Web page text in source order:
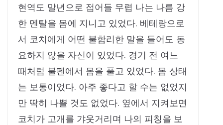
현역도 말년으로 접어들 무렵 나는 나름 강
한 멘탈을 몸에 지니고 있었다. 베테랑으로
서 코치에게 어떤 불합리한 말을 들어도 동
요하지 않을 자신이 있었다. 경기 전 여느
때처럼 불펜에서 몸을 풀고 있었다. 몸 상태
는 보통이었다. 아주 좋다고 할 수는 없었지
만 딱히 나쁠 것도 없었다. 옆에서 지켜보면
코치가 고개를 갸웃거리며 나의 피칭을 보